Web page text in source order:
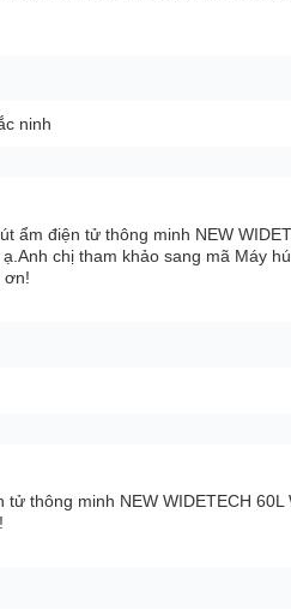
khí ổn định
60L được trang bị hệ thống
ninh
ẩm điện tử thông minh NEW
chị tham khảo sang mã Máy
ơn!
thông minh NEW WIDETECH 60L